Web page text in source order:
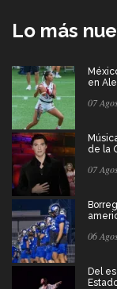
Lo más
en
07
de la
07
06
Del